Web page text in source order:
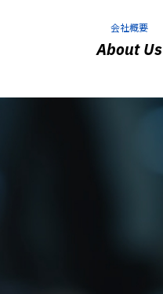
会社概要
About Us